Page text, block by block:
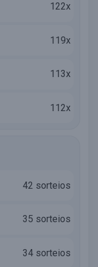
122x
119x
113x
112x
42 sorteios
35 sorteios
34 sorteios